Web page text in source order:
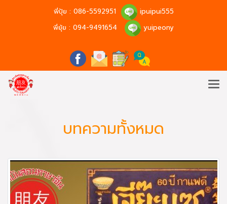
พี่ปุ้ย : 086-5592951
ipuipui555
พี่ยุ้ย : 094-9491654 yuipeony
บทความทั้งหมด